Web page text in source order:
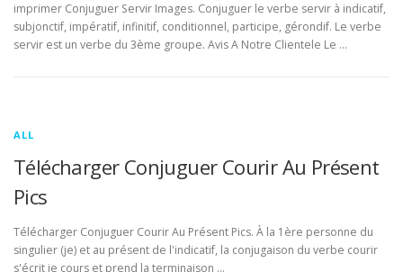
imprimer Conjuguer Servir Images. Conjuguer le verbe servir à indicatif,
subjonctif, impératif, infinitif, conditionnel, participe, gérondif. Le verbe
servir est un verbe du 3ème groupe. Avis A Notre Clientele Le …
ALL
Télécharger Conjuguer Courir Au Présent
Pics
Télécharger Conjuguer Courir Au Présent Pics. À la 1ère personne du
singulier (je) et au présent de l'indicatif, la conjugaison du verbe courir
s'écrit je cours et prend la terminaison …